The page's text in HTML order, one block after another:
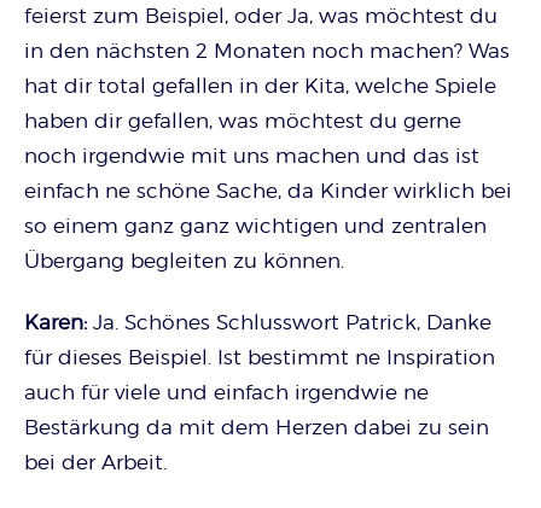
feierst zum Beispiel, oder Ja, was möchtest du
in den nächsten 2 Monaten noch machen? Was
hat dir total gefallen in der Kita, welche Spiele
haben dir gefallen, was möchtest du gerne
noch irgendwie mit uns machen und das ist
einfach ne schöne Sache, da Kinder wirklich bei
so einem ganz ganz wichtigen und zentralen
Übergang begleiten zu können.
Karen: Ja. Schönes Schlusswort Patrick, Danke
für dieses Beispiel. Ist bestimmt ne Inspiration
auch für viele und einfach irgendwie ne
Bestärkung da mit dem Herzen dabei zu sein
bei der Arbeit.